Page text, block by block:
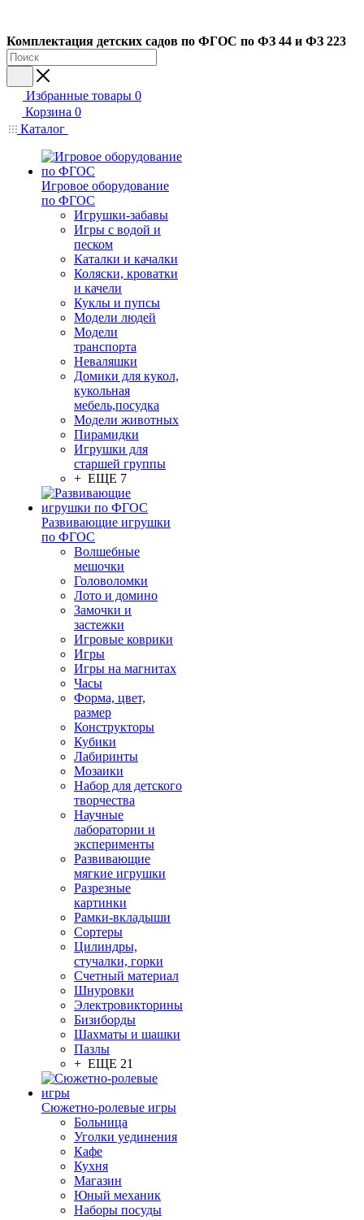
Комплектация детских садов по ФГОC по ФЗ 44 и ФЗ 223
Избранные товары 0
Корзина 0
Каталог
Игровое оборудование
по ФГОС
Игрушки-забавы
Игры с водой и
песком
Каталки и качалки
Коляски, кроватки
и качели
Куклы и пупсы
Модели людей
Модели
транспорта
Неваляшки
Домики для кукол,
кукольная
мебель,посудка
Модели животных
Пирамидки
Игрушки для
старшей группы
+ ЕЩЕ 7
Развивающие игрушки
по ФГОС
Волшебные
мешочки
Головоломки
Лото и домино
Замочки и
застежки
Игровые коврики
Игры
Игры на магнитах
Часы
Форма, цвет,
размер
Конструкторы
Кубики
Лабиринты
Мозаики
Набор для детского
творчества
Научные
лаборатории и
эксперименты
Развивающие
мягкие игрушки
Разрезные
картинки
Рамки-вкладыши
Сортеры
Цилиндры,
стучалки, горки
Счетный материал
Шнуровки
Электровикторины
Бизиборды
Шахматы и шашки
Пазлы
+ ЕЩЕ 21
Сюжетно-ролевые игры
Больница
Уголки уединения
Кафе
Кухня
Магазин
Юный механик
Наборы посуды